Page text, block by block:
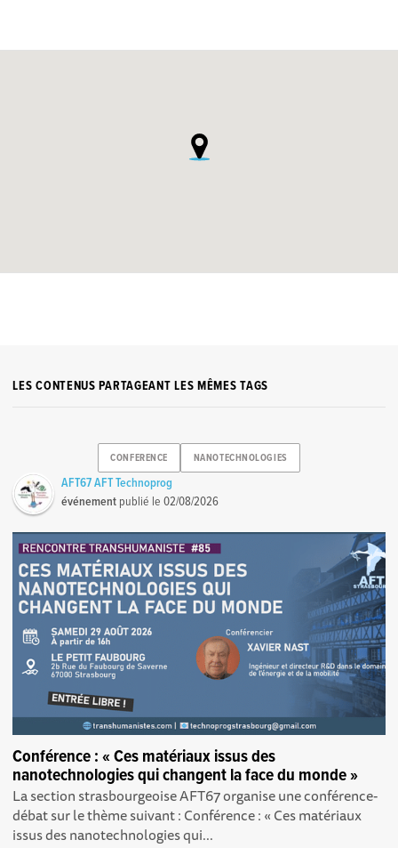
LES CONTENUS PARTAGEANT LES MÊMES TAGS
CONFERENCE NANOTECHNOLOGIES
AFT67 AFT Technoprog
événement publié le02/08/2026
Conférence : « Ces matériaux issus des
nanotechnologies qui changent la face du monde »
La section strasbourgeoise AFT67 organise une conférence-
débat sur le thème suivant : Conférence : « Ces matériaux
issus des nanotechnologies qui...